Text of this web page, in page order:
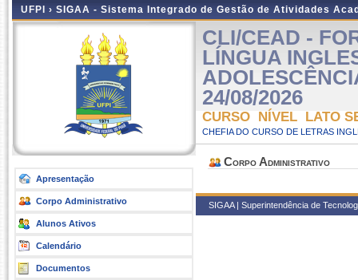
UFPI › SIGAA - Sistema Integrado de Gestão de Atividades
Apresentação
Corpo Administrativo
Alunos Ativos
Calendário
Documentos
CLI/CEAD -
LÍNGUA
24/08/2026
CURSO NÍVEL LATO
CHEFIA DO CURSO DE LETRAS
Corpo Administrativo
SIGAA | Superintendência de